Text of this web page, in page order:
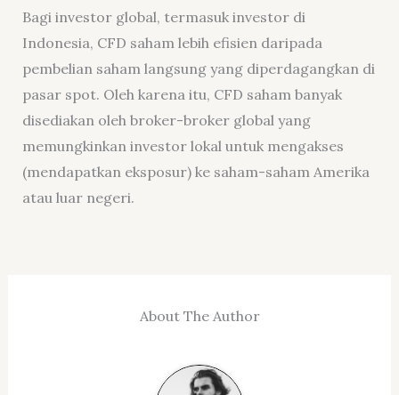
Bagi investor global, termasuk investor di
Indonesia, CFD saham lebih efisien daripada
pembelian saham langsung yang diperdagangkan di
pasar spot. Oleh karena itu, CFD saham banyak
disediakan oleh broker-broker global yang
memungkinkan investor lokal untuk mengakses
(mendapatkan eksposur) ke saham-saham Amerika
atau luar negeri.
About The Author